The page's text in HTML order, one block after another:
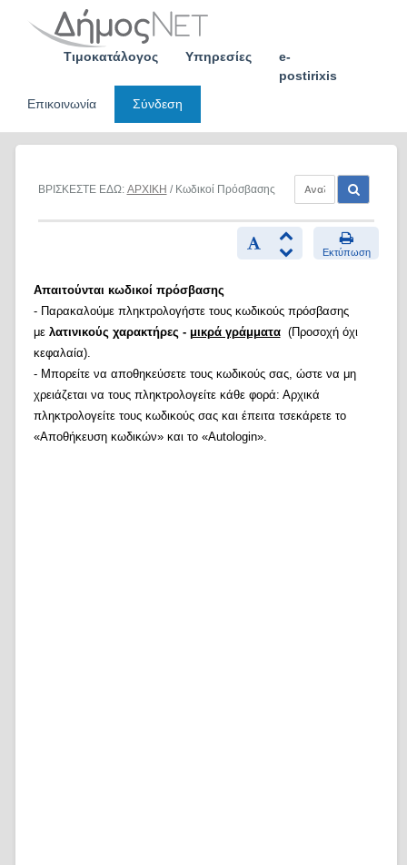
Τιμοκατάλογος Υπηρεσίες
e-
postirixis
Επικοινωνία
Σύνδεση
ΒΡΙΣΚΕΣΤΕ ΕΔΩ: ΑΡΧΙΚΗ / Κωδικοί Πρόσβασης
Εκτύπωση
Απαιτούνται κωδικοί πρόσβασης
- Παρακαλούμε πληκτρολογήστε τους κωδικούς πρόσβασης
με λατινικούς χαρακτήρες - μικρά γράμματα(Προσοχή όχι
κεφαλαία).
- Μπορείτε να αποθηκεύσετε τους κωδικούς σας, ώστε να μη
χρειάζεται να τους πληκτρολογείτε κάθε φορά: Αρχικά
πληκτρολογείτε τους κωδικούς σας και έπειτα τσεκάρετε το
«Αποθήκευση κωδικών» και το «Autologin».